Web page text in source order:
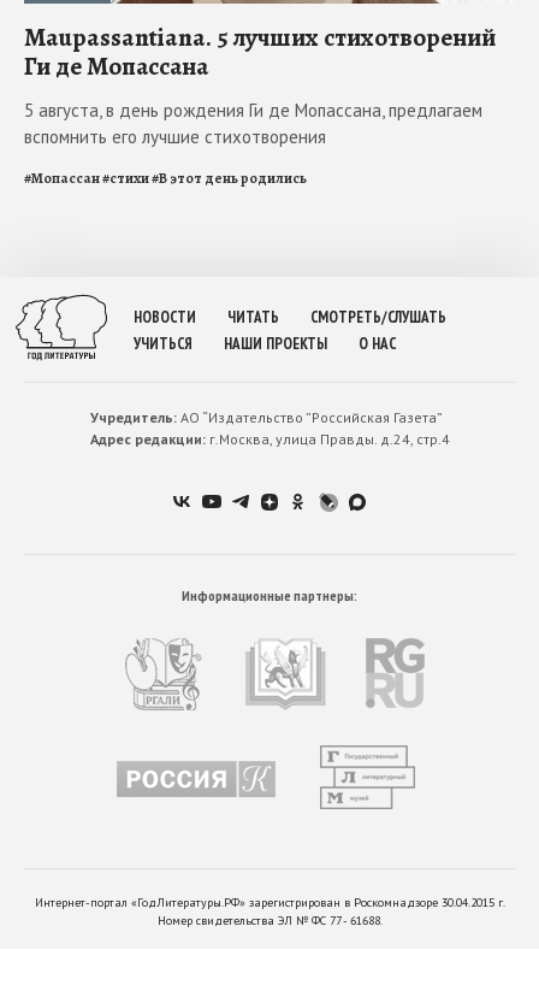
Maupassantiana. 5 лучших стихотворений
Ги де Мопассана
5 августа, в день рождения Ги де Мопассана, предлагаем
вспомнить его лучшие стихотворения
#Мопассан#стихи#В этот день родились
НОВОСТИ ЧИТАТЬ
СМОТРЕТЬ/СЛУШАТЬ
УЧИТЬСЯ
НАШИ ПРОЕКТЫ О НАС
Учредитель:АО “Издательство ”Российская Газета”
Адрес редакции:г.Москва, улица Правды. д.24, стр.4
Информационные партнеры:
Интернет-портал «ГодЛитературы.РФ» зарегистрирован в Роскомнадзоре 30.04.2015 г.
Номер свидетельства ЭЛ № ФС 77 - 61688.